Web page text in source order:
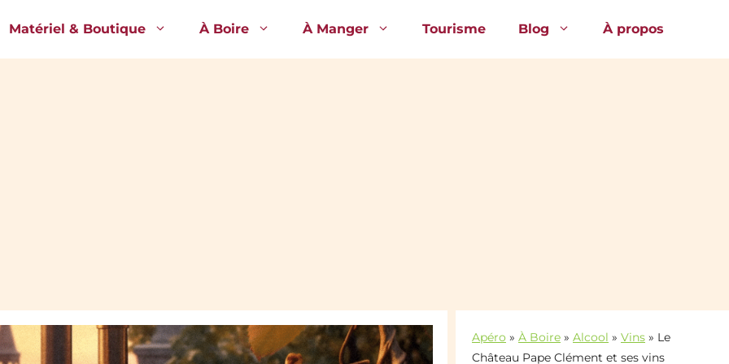
Matériel & Boutique À Boire À Manger Tourisme Blog À propos
Apéro » À Boire » Alcool » Vins » Le
Château Pape Clément et ses vins